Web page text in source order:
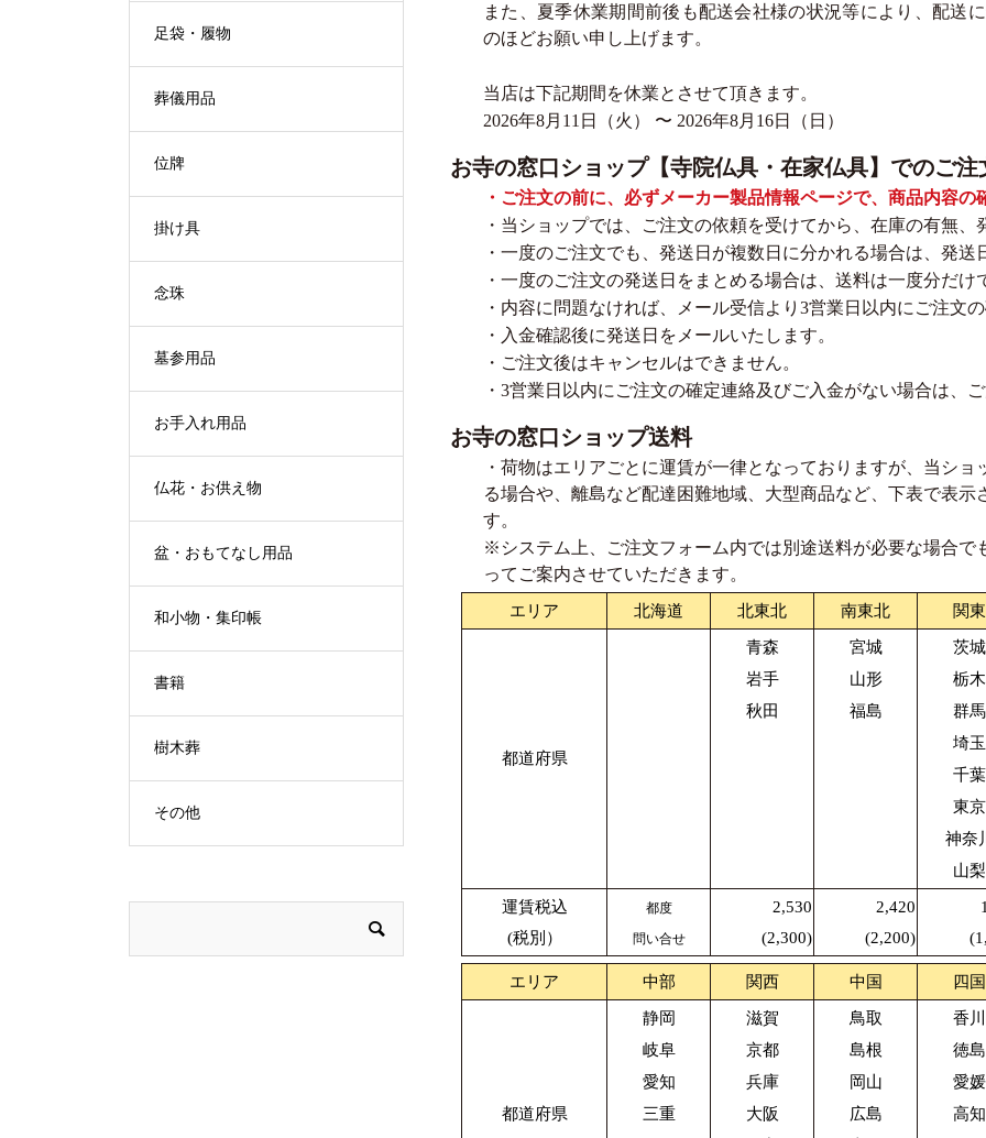
また、夏季休業期間前後も配送会社様の状況等により、配送
のほどお願い申し上げます。
当店は下記期間を休業とさせて頂きます。
2026年8月11日（火） 〜 2026年8月16日（日）
お寺の窓口ショップ【寺院仏具・在家仏具】でのご注
・ご注文の前に、必ずメーカー製品情報ページで、商品内容の
・当ショップでは、ご注文の依頼を受けてから、在庫の有無、
・一度のご注文でも、発送日が複数日に分かれる場合は、発送
・一度のご注文の発送日をまとめる場合は、送料は一度分だけ
・内容に問題なければ、メール受信より3営業日以内にご注文
・入金確認後に発送日をメールいたします。
・ご注文後はキャンセルはできません。
・3営業日以内にご注文の確定連絡及びご入金がない場合は、
お寺の窓口ショップ送料
・荷物はエリアごとに運賃が一律となっておりますが、当シ
る場合や、離島など配達困難地域、大型商品など、下表で表示
す。
※システム上、ご注文フォーム内では別途送料が必要な場合で
ってご案内させていただきます。
エリア 北海道 北東北 南東北 関東
都道府県
青森
岩手
秋田
宮城
山形
福島
茨城
栃木
群馬
埼玉
千葉
東京
神奈川
山梨
運賃税込
(税別）
都度
問い合せ
2,530
(2,300)
2,420
(2,200)
エリア 中部 関西 中国 四国
都道府県
静岡
岐阜
愛知
三重
滋賀
京都
兵庫
大阪
鳥取
島根
岡山
広島
香川
徳島
愛媛
高知
足袋・履物
葬儀用品
位牌
掛け具
念珠
墓参用品
お手入れ用品
仏花・お供え物
盆・おもてなし用品
和小物・集印帳
書籍
樹木葬
その他